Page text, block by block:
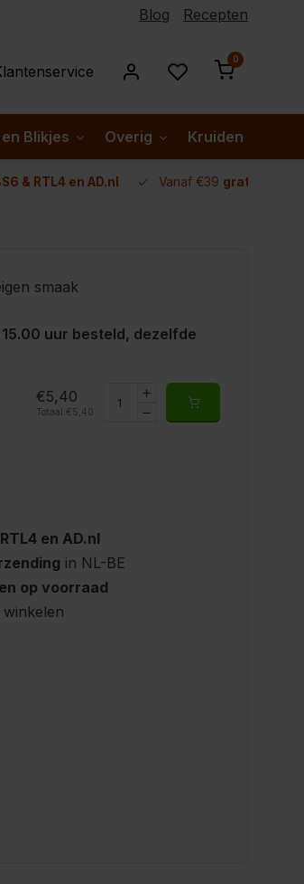
Blog Recepten
0
Blikjes Overig Kruiden per
& RTL4 en AD.nl Vanaf €39 gratis
smaak
uur besteld, dezelfde
€5,40
Totaal: €5,40
en AD.nl
in NL-BE
op voorraad